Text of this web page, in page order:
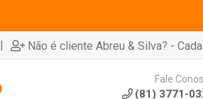
| Não é cliente Abreu & Silva? -
Fale
(81) 3771-